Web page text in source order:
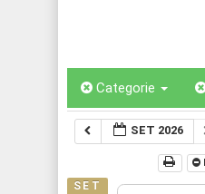
Categorie
SET 2026
SET